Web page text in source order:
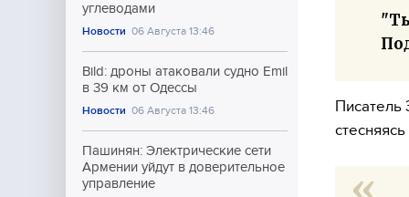
углеводами
Новости 06 Августа 13:46
Bild: дроны атаковали судно Emil
в 39 км от Одессы
Новости 06 Августа 13:46
Пашинян: Электрические сети
Армении уйдут в доверительное
управление
Писатель